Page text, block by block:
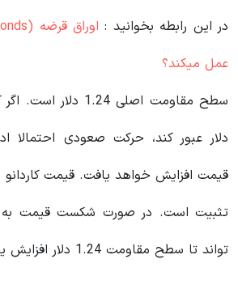
در این رابطه بخوانید‌ :
عمل میکند؟
دلار عبور کند، حرکت صعودی احتمالا
قیمت افزایش خواهد یافت. قیمت
تواند تا سطح مقاومت 1.24 دلار افزایش یابد.